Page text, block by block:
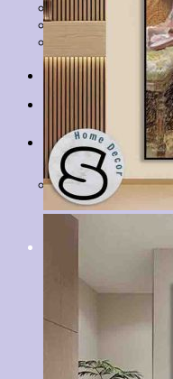
Tranh Tĩnh Vật
Tranh Thuỷ Mặc
Tin tức
Giỏ hàng
Chưa có sản